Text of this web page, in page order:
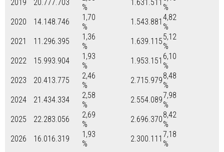
2019
20.777.703
%
1.631.511
%
2020
14.148.746
1,70
%
1.543.881 4,82
%
2021
11.296.395
1,36
%
1.639.1155,12
%
2022
15.993.904
1,93
%
1.953.151 6,10
%
2023
20.413.775
2,46
%
2.715.9798,48
%
2024
21.434.334
2,58
%
2.554.0897,98
%
2025
22.283.056
2,69
%
2.696.3708,42
%
2026
16.016.319
1,93
%
2.300.111 7,18
%